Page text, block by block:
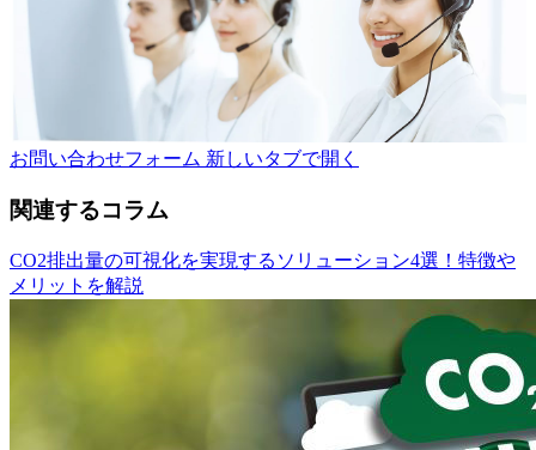
お問い合わせフォーム 新しいタブで開く
関連するコラム
CO2排出量の可視化を実現するソリューション4選！特徴や
メリットを解説